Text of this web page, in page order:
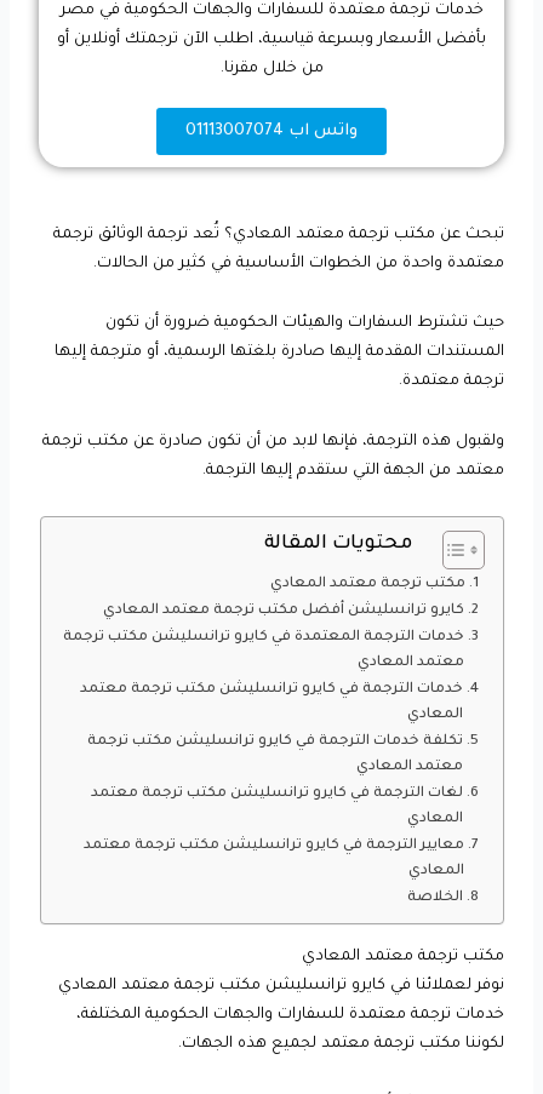
خدمات ترجمة معتمدة للسفارات والجهات الحكومية في مصر
بأفضل الأسعار وبسرعة قياسية، اطلب الآن ترجمتك أونلاين أو
من خلال مقرنا.
واتس اب 01113007074
تبحث عن مكتب ترجمة معتمد المعادي؟ تُعد ترجمة الوثائق ترجمة
معتمدة واحدة من الخطوات الأساسية في كثير من الحالات.
حيث تشترط السفارات والهيئات الحكومية ضرورة أن تكون
المستندات المقدمة إليها صادرة بلغتها الرسمية، أو مترجمة إليها
ترجمة معتمدة.
ولقبول هذه الترجمة، فإنها لابد من أن تكون صادرة عن مكتب ترجمة
معتمد من الجهة التي ستقدم إليها الترجمة.
محتويات المقالة
مكتب ترجمة معتمد المعادي
كايرو ترانسليشن أفضل مكتب ترجمة معتمد المعادي
خدمات الترجمة المعتمدة في كايرو ترانسليشن مكتب ترجمة
معتمد المعادي
خدمات الترجمة في كايرو ترانسليشن مكتب ترجمة معتمد
المعادي
تكلفة خدمات الترجمة في كايرو ترانسليشن مكتب ترجمة
معتمد المعادي
لغات الترجمة في كايرو ترانسليشن مكتب ترجمة معتمد
المعادي
معايير الترجمة في كايرو ترانسليشن مكتب ترجمة معتمد
المعادي
الخلاصة
مكتب ترجمة معتمد المعادي
نوفر لعملائنا في كايرو ترانسليشن مكتب ترجمة معتمد المعادي
خدمات ترجمة معتمدة للسفارات والجهات الحكومية المختلفة،
لكوننا مكتب ترجمة معتمد لجميع هذه الجهات.